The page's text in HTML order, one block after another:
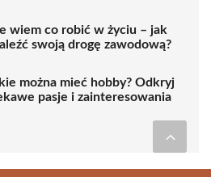
wiem co robić w życiu – jak
swoją drogę zawodową?
można mieć hobby? Odkryj
pasje i zainteresowania